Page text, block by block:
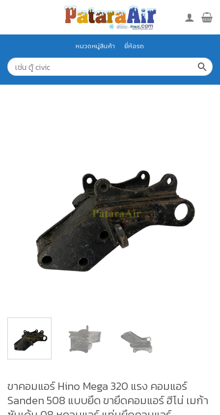
หมวดหมู่สินค้า ยี่ห้อรถ
ขาคอมแอร์ Hino Mega 320 แรง คอมแอร์
Sanden 508 แบบยึด ขายึดคอมแอร์ ฮีโน่ เมก้า